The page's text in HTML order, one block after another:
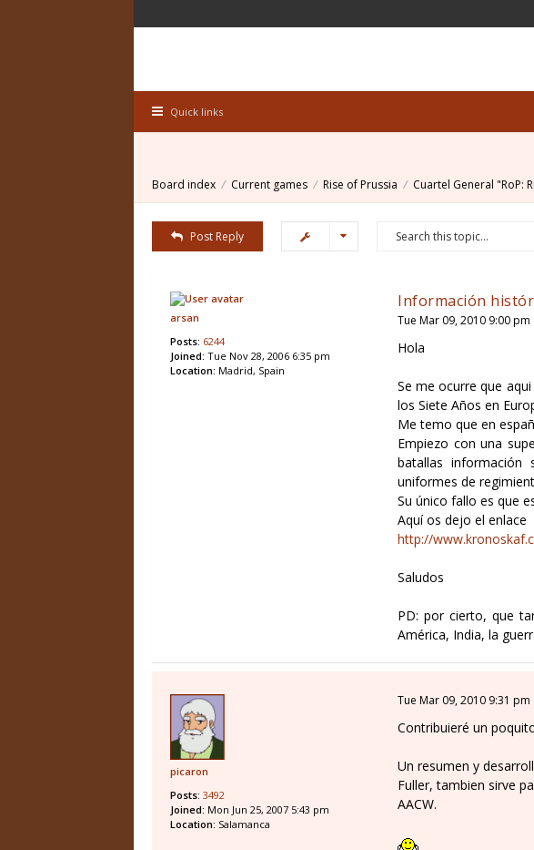
Quick links
Board index Current games Rise of Prussia Cuartel General "RoP:
Post Reply
arsan
Posts: 6244
Joined: Tue Nov 28, 2006 6:35 pm
Location: Madrid, Spain
Información
Tue Mar 09, 2010 9:00 pm
Hola
Se me ocurre que
los Siete Años en
Me temo que en
Empiezo con una
batallas información
uniformes de
Su único fallo es que
Aquí os dejo el enlace
http://
Saludos
PD: por cierto, que
América, India, la
picaron
Posts: 3492
Joined: Mon Jun 25, 2007 5:43 pm
Location: Salamanca
Tue Mar 09, 2010 9:31 pm
Contribuieré un
Un resumen y
Fuller, tambien sirve
AACW.